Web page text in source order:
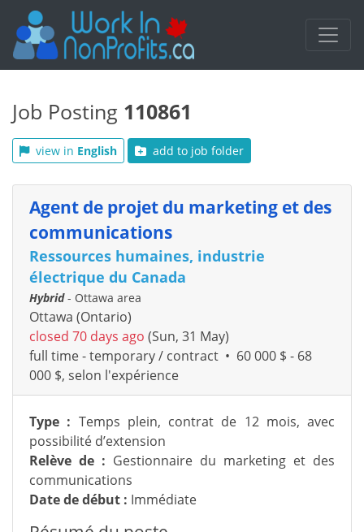
Job Posting 110861
view in English add to job folder
Agent de projet du marketing et des
communications
Ressources humaines, industrie
électrique du Canada
Hybrid- Ottawa area
Ottawa (Ontario)
closed 70 days ago (Sun, 31 May)
full time - temporary / contract • 60 000 $ - 68
000 $, selon l'expérience
Type : Temps plein, contrat de 12 mois, avec
possibilité d’extension
Relève de : Gestionnaire du marketing et des
communications
Date de début : Immédiate